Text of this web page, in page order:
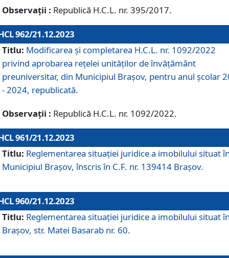
Observații : Republică H.C.L. nr. 395/2017.
962/21.12.2023
Titlu: Modificarea și completarea H.C.L. nr. 1092/2022
privind aprobarea rețelei unităților de învăţământ
preuniversitar, din Municipiul Braşov, pentru anul școlar
- 2024, republicată.
Observații : Republică H.C.L. nr. 1092/2022.
961/21.12.2023
Titlu: Reglementarea situației juridice a imobilului situat
Municipiul Brașov, înscris în C.F. nr. 139414 Brașov.
960/21.12.2023
Titlu: Reglementarea situației juridice a imobilului situat
Brașov, str. Matei Basarab nr. 60.